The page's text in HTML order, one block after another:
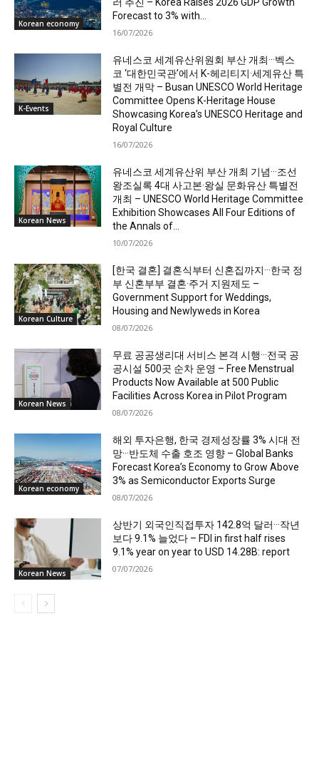
Korean economy
Forecast to 3% with...
16/07/2026
K-Events
유네스코 세계유산위원회 부산 개최···벡스
코 ‘대한민국관’에서 K-헤리티지·세계유산 특
별전 개막 – Busan UNESCO World Heritage
Committee Opens K-Heritage House
Showcasing Korea’s UNESCO Heritage and
Royal Culture
16/07/2026
Korean News
유네스코 세계유산위 부산 개최 기념···조선
왕조실록 4대 사고본·왕실 문화유산 특별전
개최 – UNESCO World Heritage Committee
Exhibition Showcases All Four Editions of
the Annals of...
10/07/2026
Korean Culture
[한국 결혼] 결혼식부터 신혼집까지···한국 정
부 신혼부부 결혼·주거 지원제도 –
Government Support for Weddings,
Housing and Newlyweds in Korea
08/07/2026
Korean News
무료 공공생리대 서비스 본격 시행···전국 공
공시설 500곳 순차 운영 – Free Menstrual
Products Now Available at 500 Public
Facilities Across Korea in Pilot Program
08/07/2026
Korean economy
해외 투자은행, 한국 경제성장률 3% 시대 전
망···반도체 수출 호조 영향 – Global Banks
Forecast Korea’s Economy to Grow Above
3% as Semiconductor Exports Surge
08/07/2026
Korean News
상반기 외국인직접투자 142.8억 달러···작년
보다 9.1% 늘었다 – FDI in first half rises
9.1% year on year to USD 14.28B: report
07/07/2026